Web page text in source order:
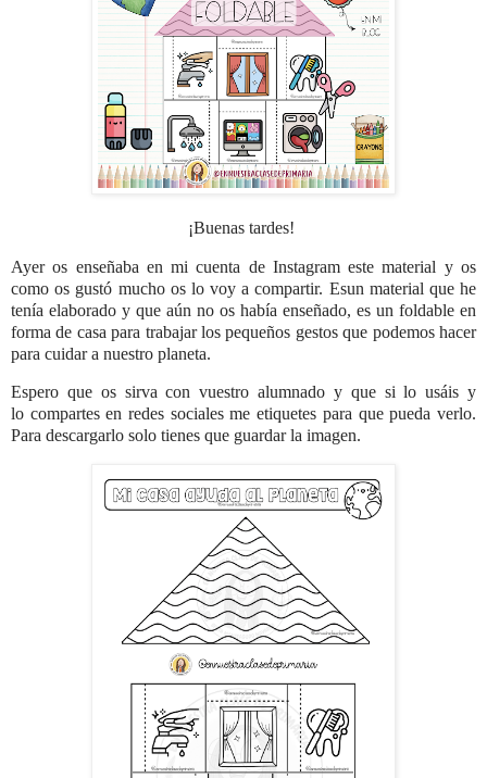
¡Buenas tardes!
Ayer os enseñaba en mi cuenta de Instagram este material y os
como os gustó mucho os lo voy a compartir. Esun material que he
tenía elaborado y que aún no os había enseñado, es un foldable en
forma de casa para trabajar los pequeños gestos que podemos hacer
para cuidar a nuestro planeta.
Espero que os sirva con vuestro alumnado y que si lo usáis y
lo compartes en redes sociales me etiquetes para que pueda verlo.
Para descargarlo solo tienes que guardar la imagen.